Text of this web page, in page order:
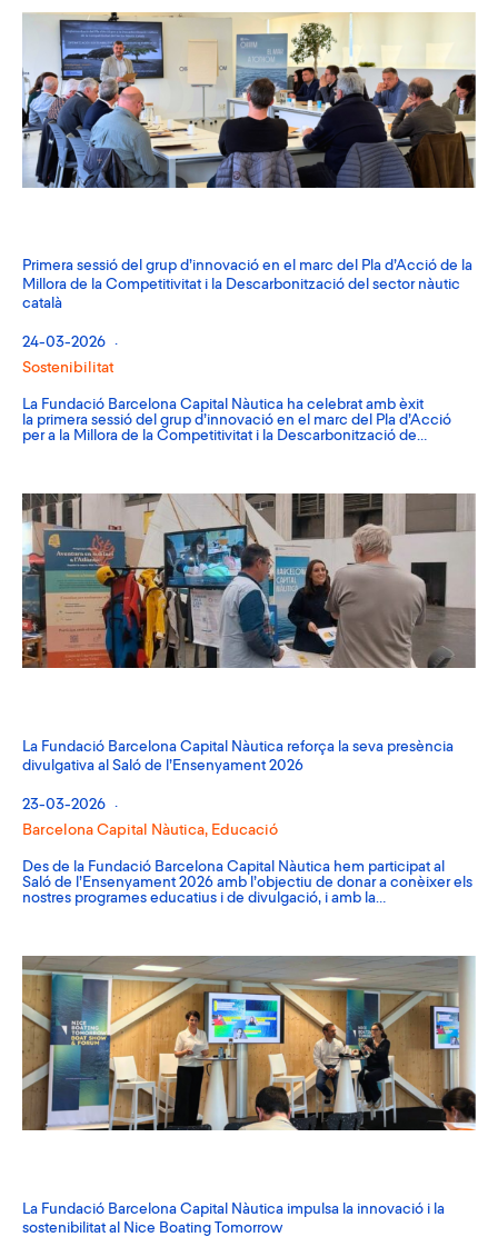
Primera sessió del grup d’innovació en el marc del Pla d’Acció de la
Millora de la Competitivitat i la Descarbonització del sector nàutic
català
24-03-2026
Sostenibilitat
La Fundació Barcelona Capital Nàutica ha celebrat amb èxit
la primera sessió del grup d’innovació en el marc del Pla d’Acció
per a la Millora de la Competitivitat i la Descarbonització de…
La Fundació Barcelona Capital Nàutica reforça la seva presència
divulgativa al Saló de l’Ensenyament 2026
23-03-2026
Barcelona Capital Nàutica, Educació
Des de la Fundació Barcelona Capital Nàutica hem participat al
Saló de l’Ensenyament 2026 amb l’objectiu de donar a conèixer els
nostres programes educatius i de divulgació, i amb la…
La Fundació Barcelona Capital Nàutica impulsa la innovació i la
sostenibilitat al Nice Boating Tomorrow